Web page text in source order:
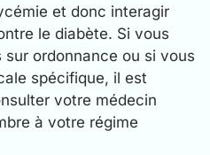
et donc interagir
le diabète. Si vous
ordonnance ou si vous
spécifique, il est
votre médecin
à votre régime